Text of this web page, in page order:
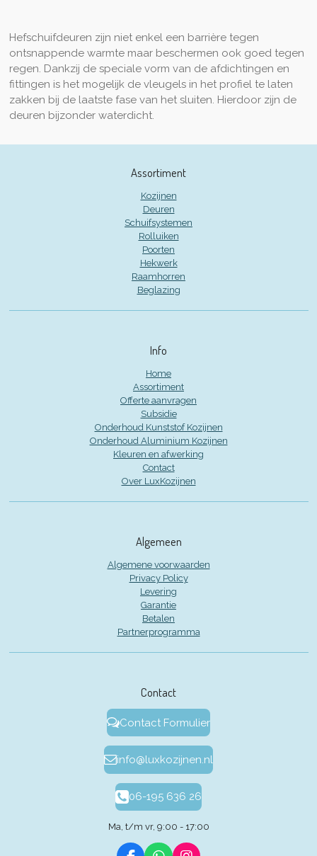
Hefschuifdeuren zijn niet enkel een barrière tegen
ontsnappende warmte maar beschermen ook goed tegen
regen. Dankzij de speciale vorm van de afdichtingen en
fittingen is het mogelijk de vleugels in het profiel te laten
zakken bij de laatste fase van het sluiten. Hierdoor zijn de
deuren bijzonder waterdicht.
Assortiment
Kozijnen
Deuren
Schuifsystemen
Rolluiken
Poorten
Hekwerk
Raamhorren
Beglazing
Info
Home
Assortiment
Offerte aanvragen
Subsidie
Onderhoud Kunststof Kozijnen
Onderhoud Aluminium Kozijnen
Kleuren en afwerking
Contact
Over LuxKozijnen
Algemeen
Algemene voorwaarden
Privacy Policy
Levering
Garantie
Betalen
Partnerprogramma
Contact
Contact Formulier
info@luxkozijnen.nl
06-195 636 26
Ma, t/m vr, 9:00 - 17:00